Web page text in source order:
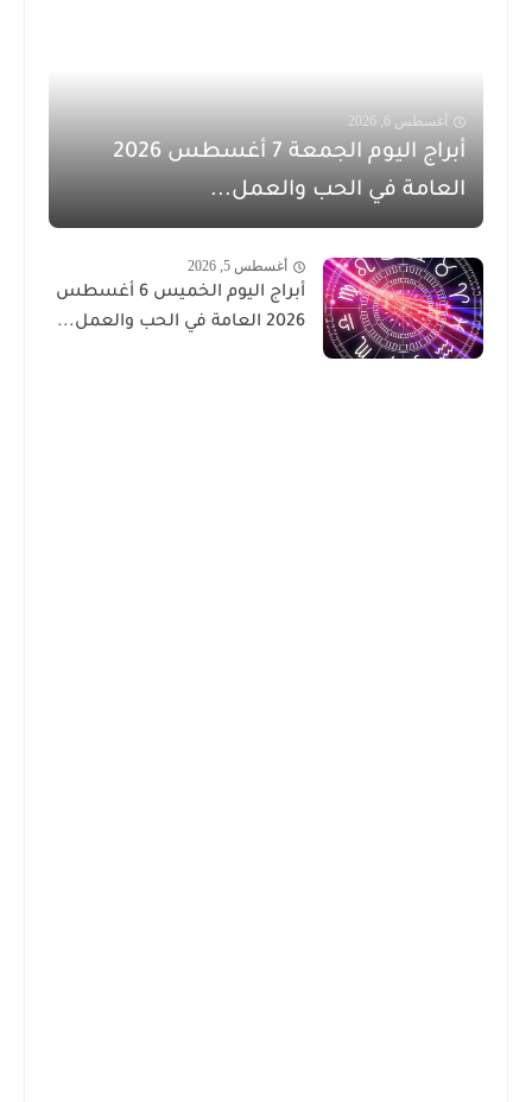
أغسطس 6, 2026
أبراج اليوم الجمعة 7 أغسطس 2026
العامة في الحب والعمل...
أغسطس 5, 2026
أبراج اليوم الخميس 6 أغسطس
2026 العامة في الحب والعمل...